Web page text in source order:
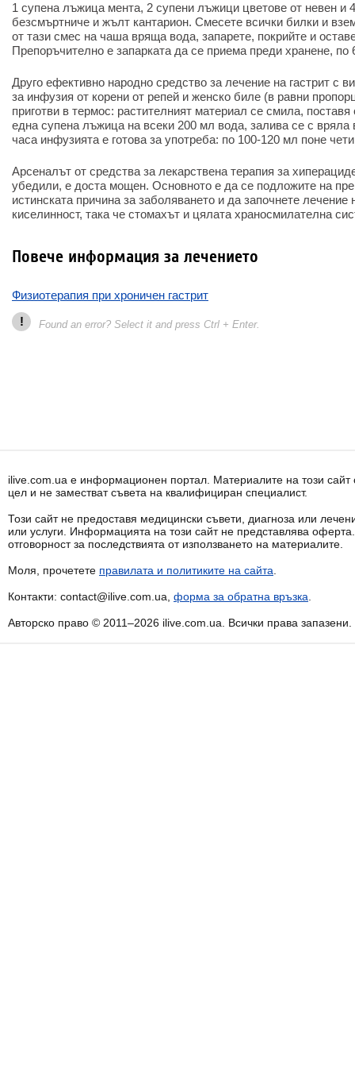
1 супена лъжица мента, 2 супени лъжици цветове от невен и
безсмъртниче и жълт кантарион. Смесете всички билки и
от тази смес на чаша вряща вода, запарете, покрийте и
Препоръчително е запарката да се приема преди хранене, по
Друго ефективно народно средство за лечение на гастрит с
за инфузия от корени от репей и женско биле (в равни
приготви в термос: растителният материал се смила,
една супена лъжица на всеки 200 мл вода, залива се с вряла
часа инфузията е готова за употреба: по 100-120 мл поне
Арсеналът от средства за лекарствена терапия за
убедили, е доста мощен. Основното е да се подложите на
истинската причина за заболяването и да започнете лечение
киселинност, така че стомахът и цялата храносмилателна
Повече информация за лечението
Физиотерапия при хроничен гастрит
!
Found an error? Select it and press Ctrl + Enter.
ilive.com.ua е информационен портал. Материалите на този
цел и не заместват съвета на квалифициран специалист.
Този сайт не предоставя медицински съвети, диагноза или
или услуги. Информацията на този сайт не представлява
отговорност за последствията от използването на материалите.
Моля, прочетете правилата и политиките на сайта
Контакти: contact@ilive.com.ua, форма за обратна връзка
Авторско право © 2011–2026 ilive.com.ua. Всички права запазени.